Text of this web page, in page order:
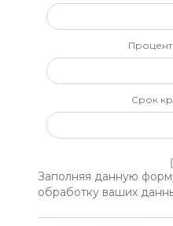
Срок
Заполняя данную
обработку ваших